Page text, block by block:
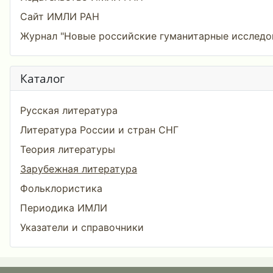
Сайт ИМЛИ РАН
Журнал "Новые российские гуманитарные
Каталог
Русская литература
Литература России и стран СНГ
Теория литературы
Зарубежная литература
Фольклористика
Периодика ИМЛИ
Указатели и справочники